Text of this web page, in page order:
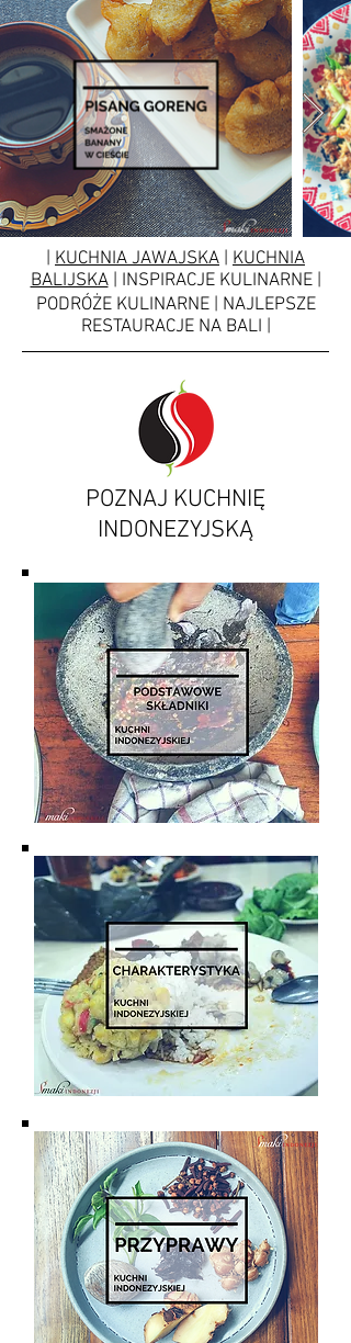
| KUCHNIA JAWAJSKA | KUCHNIA
BALIJSKA| INSPIRACJE KULINARNE |
PODRÓŻE KULINARNE | NAJLEPSZE
RESTAURACJE NA BALI |
POZNAJ KUCHNIĘ
INDONEZYJSKĄ